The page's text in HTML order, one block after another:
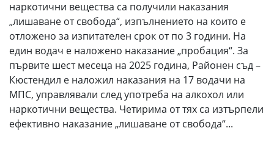
наркотични вещества са получили наказания
„лишаване от свобода“, изпълнението на които е
отложено за изпитателен срок от по 3 години. На
един водач е наложено наказание „пробация“. За
първите шест месеца на 2025 година, Районен съд –
Кюстендил е наложил наказания на 17 водачи на
МПС, управлявали след употреба на алкохол или
наркотични вещества. Четирима от тях са изтърпели
ефективно наказание „лишаване от свобода“...